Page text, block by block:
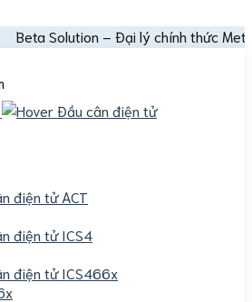
– Đại lý chính thức Mettler